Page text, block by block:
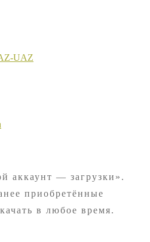
UAZ
аккаунт — загрузки».
приобретённые
в любое время.